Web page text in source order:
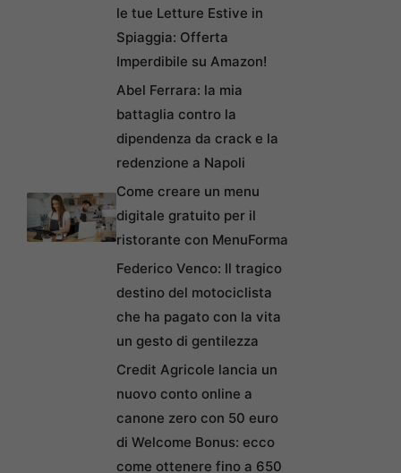
le tue Letture Estive in
Spiaggia: Offerta
Imperdibile su Amazon!
Abel Ferrara: la mia
battaglia contro la
dipendenza da crack e la
redenzione a Napoli
Come creare un menu
digitale gratuito per il
ristorante con MenuForma
Federico Venco: Il tragico
destino del motociclista
che ha pagato con la vita
un gesto di gentilezza
Credit Agricole lancia un
nuovo conto online a
canone zero con 50 euro
di Welcome Bonus: ecco
come ottenere fino a 650